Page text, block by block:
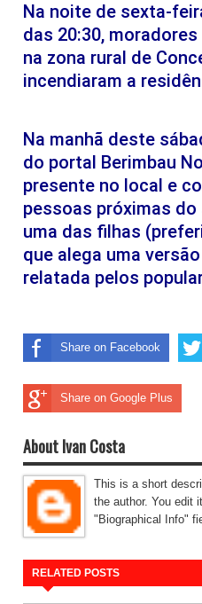
Na noite de sexta-
das 20:30,
na zona rural de
incendiaram a
Na manhã deste
do portal Berimbau
presente no local e
pessoas próximas
uma das filhas
que alega uma
relatada pelos
Share on Facebook
Share on Google Plus
About Ivan Costa
This is a short
the author. You edit
"Biographical Info"
RELATED POSTS